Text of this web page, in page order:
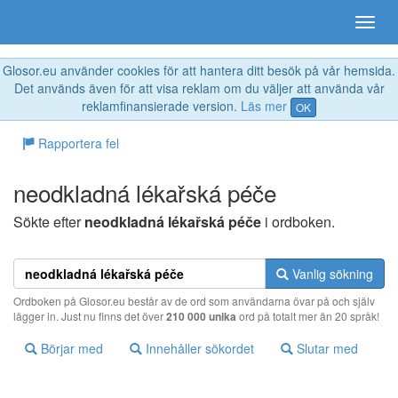
Glosor.eu använder cookies för att hantera ditt besök på vår hemsida.
Det används även för att visa reklam om du väljer att använda vår
reklamfinansierade version. Läs mer OK
Rapportera fel
neodkladná lékařská péče
Sökte efterneodkladná lékařská péče i ordboken.
Vanlig sökning
Ordboken på Glosor.eu består av de ord som användarna övar på och själv
lägger in. Just nu finns det över210 000 unika ord på totalt mer än 20 språk!
Börjar med Innehåller sökordet Slutar med